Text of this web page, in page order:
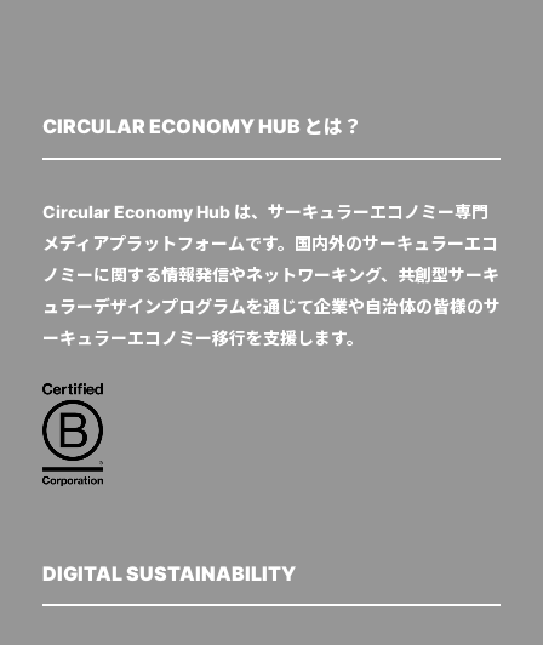
CIRCULAR ECONOMY HUB とは？
Circular Economy Hub は、サーキュラーエコノミー専門
メディアプラットフォームです。国内外のサーキュラーエコ
ノミーに関する情報発信やネットワーキング、共創型サーキ
ュラーデザインプログラムを通じて企業や自治体の皆様のサ
ーキュラーエコノミー移行を支援します。
DIGITAL SUSTAINABILITY